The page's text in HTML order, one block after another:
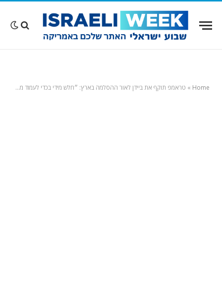
Home
» טראמפ תוקף את ביידן לאור ההסלמה בארץ: ״חלש מידי בכדי לעמוד מאחורי ישראל, בת בריתנו״